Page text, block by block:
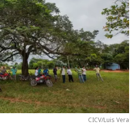
CICV/Luis Vera